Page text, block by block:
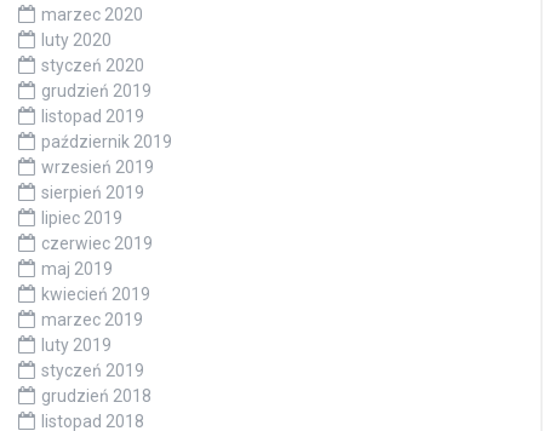
marzec 2020
luty 2020
styczeń 2020
grudzień 2019
listopad 2019
październik 2019
wrzesień 2019
sierpień 2019
lipiec 2019
czerwiec 2019
maj 2019
kwiecień 2019
marzec 2019
luty 2019
styczeń 2019
grudzień 2018
listopad 2018